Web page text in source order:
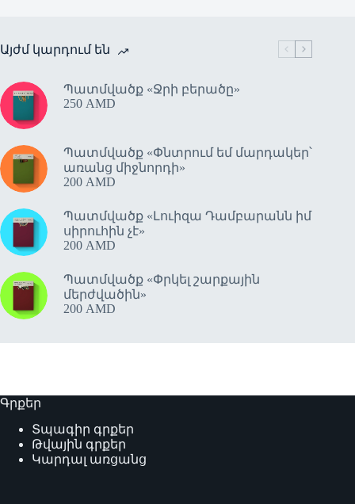
Այժմ կարդում են
Պատմվածք «Ջրի բերածը»
250 AMD
Պատմվածք «Փնտրում եմ մարդակեր՝
առանց միջնորդի»
200 AMD
Պատմվածք «Լուիզա Դամբարանն իմ
սիրուհին չէ»
200 AMD
Պատմվածք «Փրկել շարքային
մերժվածին»
200 AMD
Գրքեր
Տպագիր գրքեր
Թվային գրքեր
Կարդալ առցանց